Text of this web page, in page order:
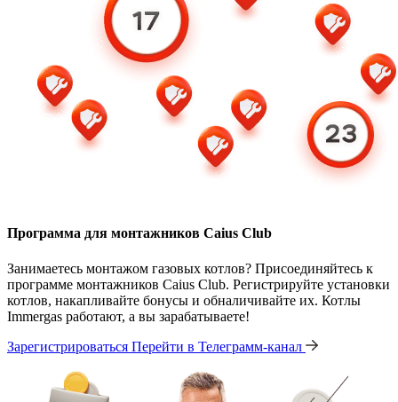
Программа для монтажников Caius Club
Занимаетесь монтажом газовых котлов? Присоединяйтесь к
программе монтажников Caius Club. Регистрируйте установки
котлов, накапливайте бонусы и обналичивайте их. Котлы
Immergas работают, а вы зарабатываете!
Зарегистрироваться Перейти в Телеграмм-канал